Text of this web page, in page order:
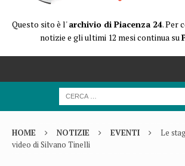
Questo sito è l'archivio di Piacenza 24. Per
notizie e gli ultimi 12 mesi continua su
HOME NOTIZIE EVENTI
Le
video di Silvano Tinelli